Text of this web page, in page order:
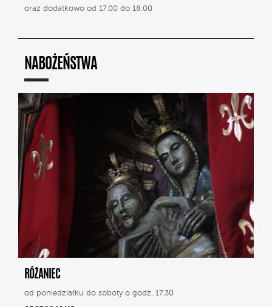
oraz dodatkowo od 17.00 do 18.00
NABOŻEŃSTWA
RÓŻANIEC
od poniedziałku do soboty o godz. 17.30